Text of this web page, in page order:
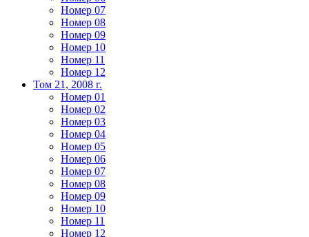
Номер 07
Номер 08
Номер 09
Номер 10
Номер 11
Номер 12
Том 21, 2008 г.
Номер 01
Номер 02
Номер 03
Номер 04
Номер 05
Номер 06
Номер 07
Номер 08
Номер 09
Номер 10
Номер 11
Номер 12